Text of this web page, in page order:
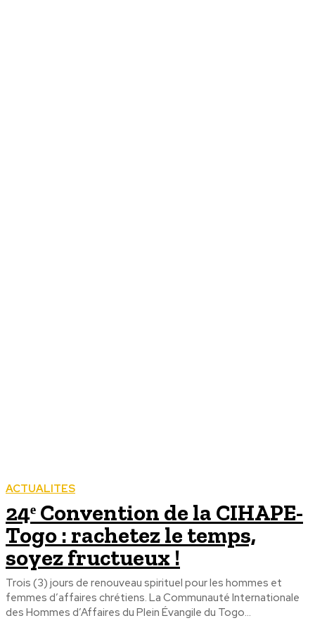
ACTUALITES
24ᵉ Convention de la CIHAPE-
Togo : rachetez le temps,
soyez fructueux !
Trois (3) jours de renouveau spirituel pour les hommes et
femmes d’affaires chrétiens. La Communauté Internationale
des Hommes d’Affaires du Plein Évangile du Togo...